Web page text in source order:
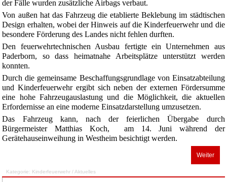
der Fälle wurden zusätzliche Airbags verbaut.
Von außen hat das Fahrzeug die etablierte Beklebung im städtischen
Design erhalten, wobei der Hinweis auf die Kinderfeuerwehr und die
besondere Förderung des Landes nicht fehlen durften.
Den feuerwehrtechnischen Ausbau fertigte ein Unternehmen aus
Paderborn, so dass heimatnahe Arbeitsplätze unterstützt werden
konnten.
Durch die gemeinsame Beschaffungsgrundlage von Einsatzabteilung
und Kinderfeuerwehr ergibt sich neben der externen Fördersumme
eine hohe Fahrzeugauslastung und die Möglichkeit, die aktuellen
Erfordernisse an eine moderne Einsatzdarstellung umzusetzen.
Das Fahrzeug kann, nach der feierlichen Übergabe durch
Bürgermeister Matthias Koch, am 14. Juni während der
Gerätehauseinweihung in Westheim besichtigt werden.
Weiter
Kategorie: Kinderfeuerwehr / Aktuelles